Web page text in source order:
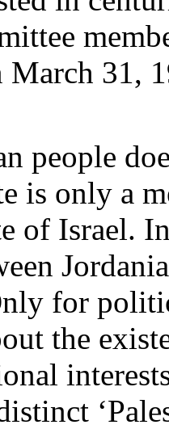
March 31,
people
is only a
of Israel.
for
the
‘